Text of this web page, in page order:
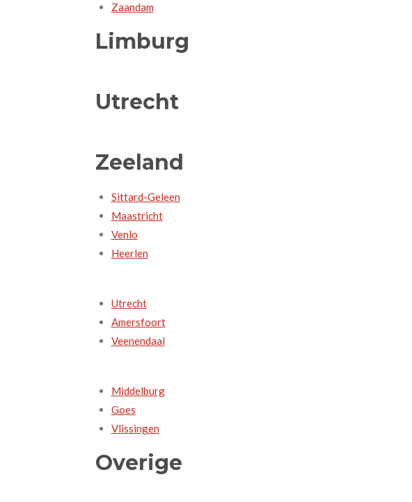
Zaandam
Limburg
Utrecht
Zeeland
Sittard-Geleen
Maastricht
Venlo
Heerlen
Utrecht
Amersfoort
Veenendaal
Middelburg
Goes
Vlissingen
Overige